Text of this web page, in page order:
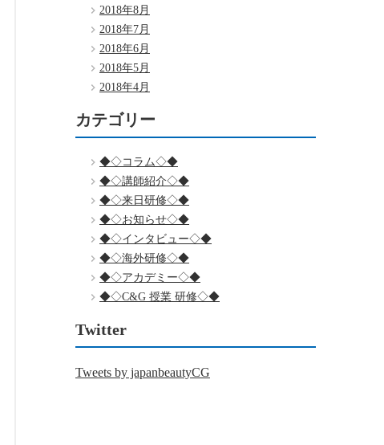
2018年8月
2018年7月
2018年6月
2018年5月
2018年4月
カテゴリー
◆◇コラム◇◆
◆◇講師紹介◇◆
◆◇来日研修◇◆
◆◇お知らせ◇◆
◆◇インタビュー◇◆
◆◇海外研修◇◆
◆◇アカデミー◇◆
◆◇C&G 授業 研修◇◆
Twitter
Tweets by japanbeautyCG